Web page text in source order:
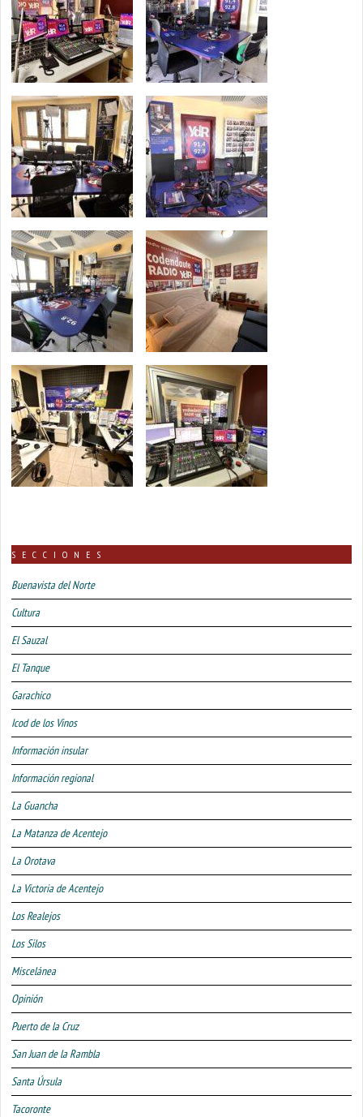
SECCIONES
Buenavista del Norte
Cultura
El Sauzal
El Tanque
Garachico
Icod de los Vinos
Información insular
Información regional
La Guancha
La Matanza de Acentejo
La Orotava
La Victoria de Acentejo
Los Realejos
Los Silos
Miscelánea
Opinión
Puerto de la Cruz
San Juan de la Rambla
Santa Úrsula
Tacoronte